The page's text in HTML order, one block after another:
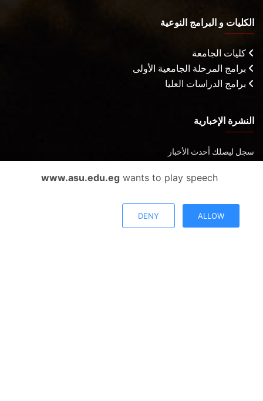
الكليات و البرامج النوعية
كليات الجامعة
برامج المرحلة الجامعية الأولى
برامج الدراسات العليا
النشرة الإخبارية
سجل ليصلك أحدث الأخبار
رأيك يهمنا
www.asu.edu.egwants to play speech
DENY ALLOW